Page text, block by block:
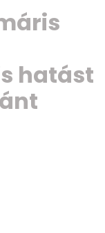
hatást